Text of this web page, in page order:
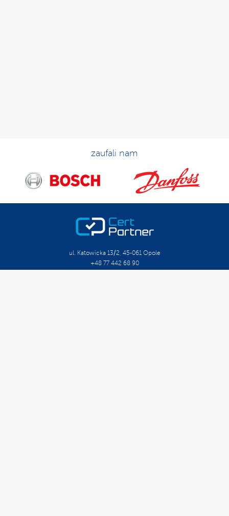
zaufali nam
ul. Katowicka 13/2, 45-061 Opole
+48 77 442 68 90